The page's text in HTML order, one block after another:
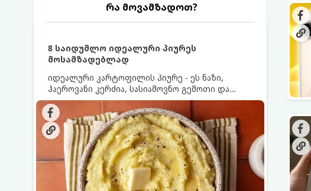
რა მოვამზადოთ?
8 საიდუმლო იდეალური პიურეს
მოსამზადებლად
იდეალური კარტოფილის პიურე - ეს ნაზი,
ჰაეროვანი კერძია, სასიამოვნო გემოთი და
ნაღების-მოყვითალო ფერით. მისი მომზადება
ძალიან მარტივია, მაგრამ არსებობს რამდენიმე
საიდუმლო, რომლებიც უნდა იცოდეთ, რომ
პიურე იდეალურად გემრიელი გამოვიდეს.